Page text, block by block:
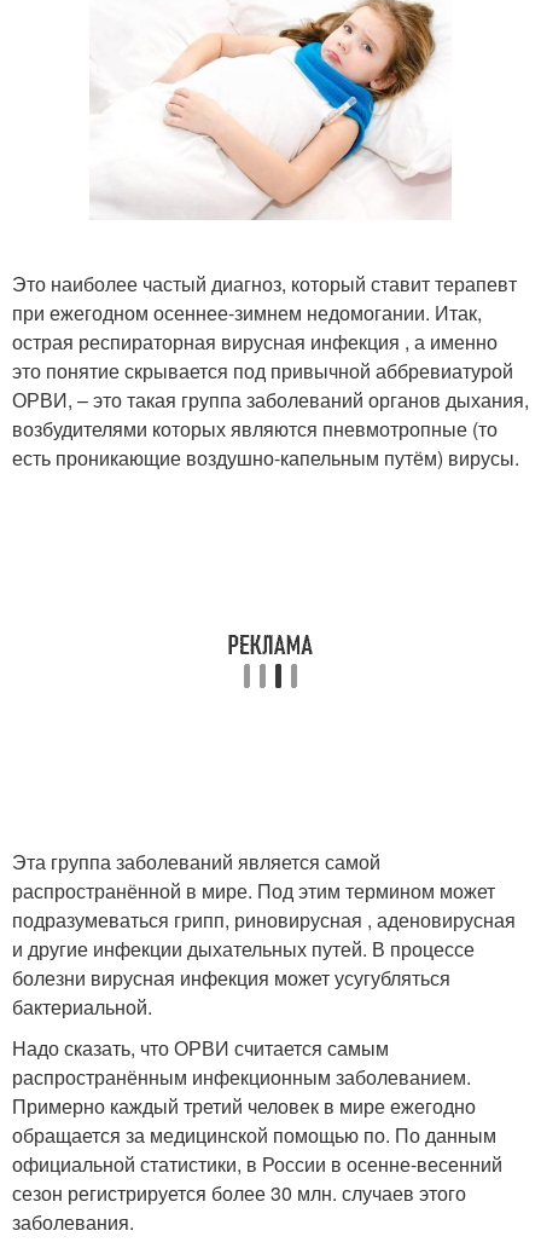
Это наиболее частый диагноз, который ставит терапевт
при ежегодном осеннее-зимнем недомогании. Итак,
острая респираторная вирусная инфекция , а именно
это понятие скрывается под привычной аббревиатурой
ОРВИ, – это такая группа заболеваний органов дыхания,
возбудителями которых являются пневмотропные (то
есть проникающие воздушно-капельным путём) вирусы.
Эта группа заболеваний является самой
распространённой в мире. Под этим термином может
подразумеваться грипп, риновирусная , аденовирусная
и другие инфекции дыхательных путей. В процессе
болезни вирусная инфекция может усугубляться
бактериальной.
Надо сказать, что ОРВИ считается самым
распространённым инфекционным заболеванием.
Примерно каждый третий человек в мире ежегодно
обращается за медицинской помощью по. По данным
официальной статистики, в России в осенне-весенний
сезон регистрируется более 30 млн. случаев этого
заболевания.